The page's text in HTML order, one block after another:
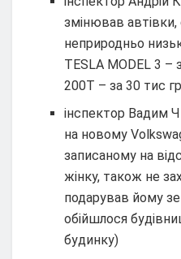
змінював
неприродньо
TESLA MODEL 3 –
200T – за 30 тис
інспектор Вадим
на новому
записаному на
жінку, також не
подарував йому
обійшлося
будинку)